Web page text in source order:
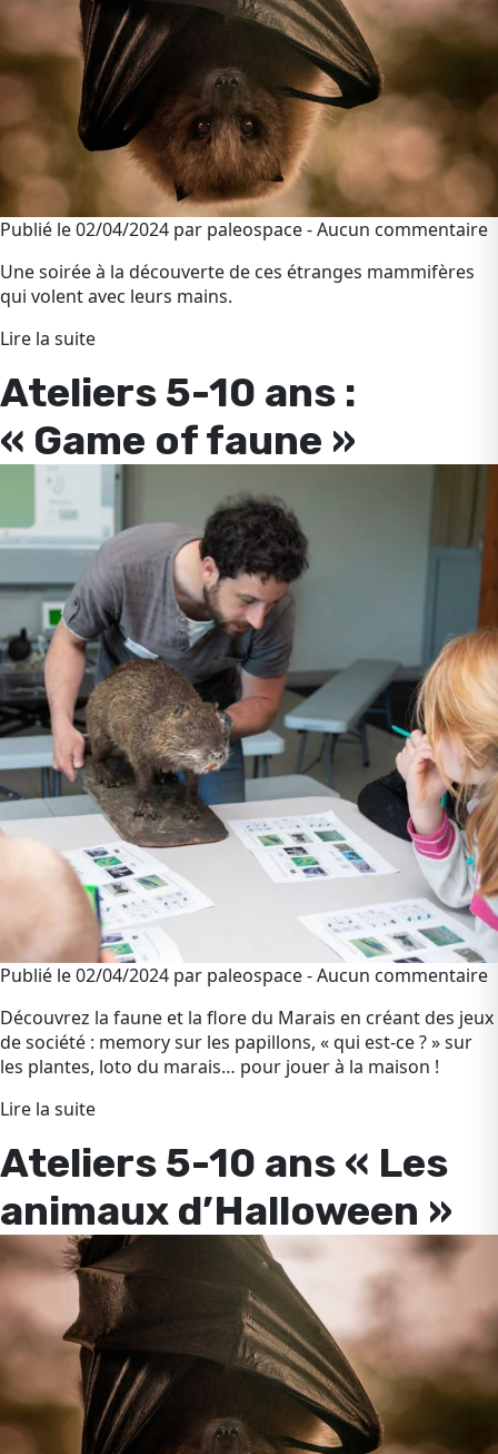
Publié le 02/04/2024 par paleospace - Aucun commentaire
Une soirée à la découverte de ces étranges mammifères
qui volent avec leurs mains.
Lire la suite
Ateliers 5-10 ans :
« Game of faune »
Publié le 02/04/2024 par paleospace - Aucun commentaire
Découvrez la faune et la flore du Marais en créant des jeux
de société : memory sur les papillons, « qui est-ce ? » sur
les plantes, loto du marais… pour jouer à la maison !
Lire la suite
Ateliers 5-10 ans « Les
animaux d’Halloween »